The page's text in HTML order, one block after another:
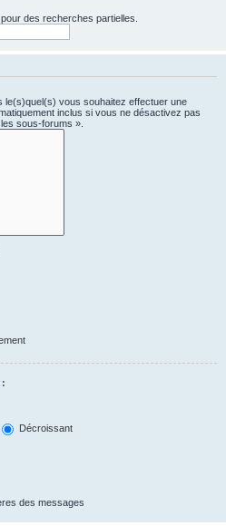
des recherches partielles.
le(s)quel(s) vous souhaitez effectuer une
inclus si vous ne désactivez pas
sous-forums ».
:
Décroissant
des messages